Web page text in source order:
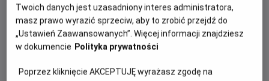
PREMIERA
22 czerwca 2018
REŻYSERIA
Олег Маламуж
SCENARIUSZ
Ярослав Войцешек
WIĘCEJ SZCZEGÓŁÓW
Twoich danych jest uzasadniony interes administratora,
masz prawo wyrazić sprzeciw, aby to zrobić przejdź do
„Ustawień Zaawansowanych”. Więcej informacji znajdziesz
w dokumencie Polityka prywatności
Poprzez kliknięcie AKCEPTUJĘ wyrażasz zgodę na